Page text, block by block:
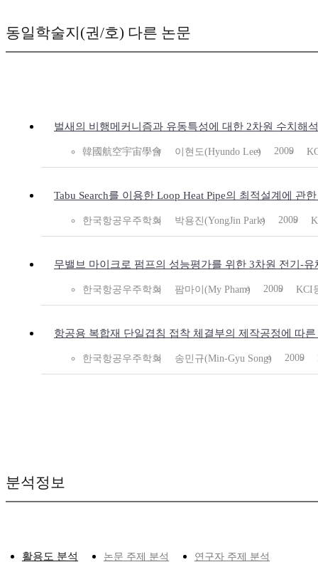
동일학술지(권/호) 다른 논문
벌새의 비행메커니즘과 유동특성에 대한 2차원 수치해
韓國航空宇宙學會 이현도(Hyundo Lee) 2009
Tabu Search를 이용한 Loop Heat Pipe의 최적설계에 관
한국항공우주학회 박용진(YongJin Park) 2009
무밸브 마이크로 펌프의 성능평가를 위한 3차원 전기-
한국항공우주학회 팜마이(My Pham) 2009 KCI
항공용 복합재 단일겹침 접착 체결부의 제작공정에 따
한국항공우주학회 송민규(Min-Gyu Song) 2009
분석정보
활용도 분석 논문 주제 분석 연구자 주제 분석